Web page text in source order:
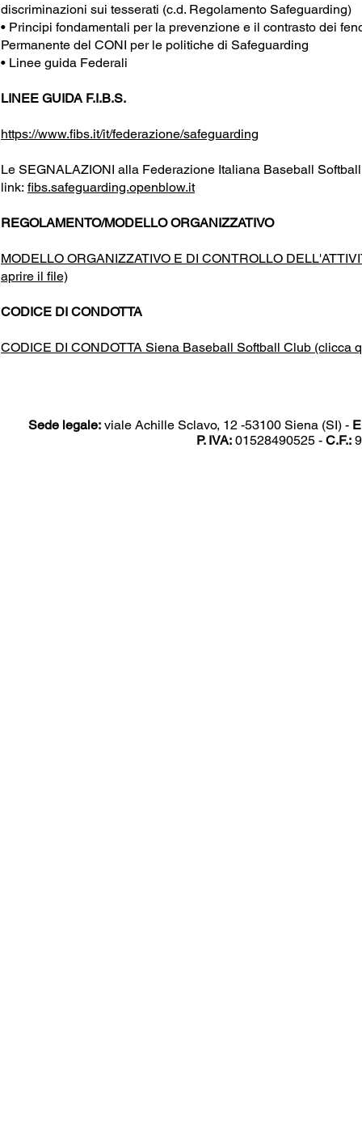
discriminazioni sui tesserati (c.d. Regolamento Safeguarding)
• Principi fondamentali per la prevenzione e il contrasto dei
Permanente del CONI per le politiche di Safeguarding
• Linee guida Federali
LINEE GUIDA F.I.B.S.
https://www.fibs.it/it/federazione/safeguarding
Le SEGNALAZIONI alla Federazione Italiana Baseball
link: fibs.safeguarding.openblow.it
REGOLAMENTO/MODELLO ORGANIZZATIVO
MODELLO ORGANIZZATIVO E DI CONTROLLO
aprire il file)
CODICE DI CONDOTTA
CODICE DI CONDOTTA Siena Baseball Softball Club (clicca
Sede legale:viale Achille Sclavo, 12 -53100 Siena (SI) -
P. IVA: 01528490525 - C.F.: